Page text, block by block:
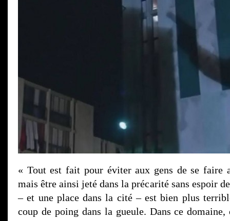
« Tout est fait pour éviter aux gens de se faire
mais être ainsi jeté dans la précarité sans espoir
– et une place dans la cité – est bien plus
coup de poing dans la gueule. Dans ce